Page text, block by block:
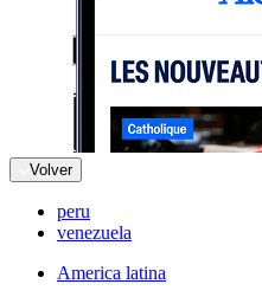
Volver
peru
venezuela
America latina